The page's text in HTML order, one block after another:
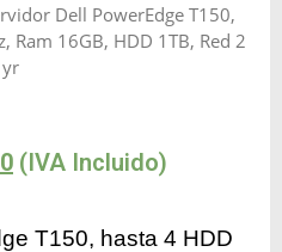
Dell PowerEdge T150,
Ram 16GB, HDD 1TB, Red 2
(IVA Incluido)
T150, hasta 4 HDD